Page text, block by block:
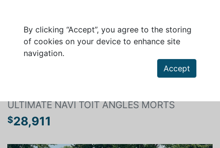
By clicking “Accept”, you agree to the storing
of cookies on your device to enhance site
navigation.
Accept
ULTIMATE NAVI TOIT ANGLES MORTS
$28,911